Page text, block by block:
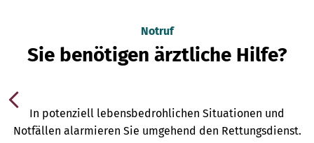
Notruf
Sie benötigen ärztliche Hilfe?
In potenziell lebensbedrohlichen Situationen und
Notfällen alarmieren Sie umgehend den Rettungsdienst.